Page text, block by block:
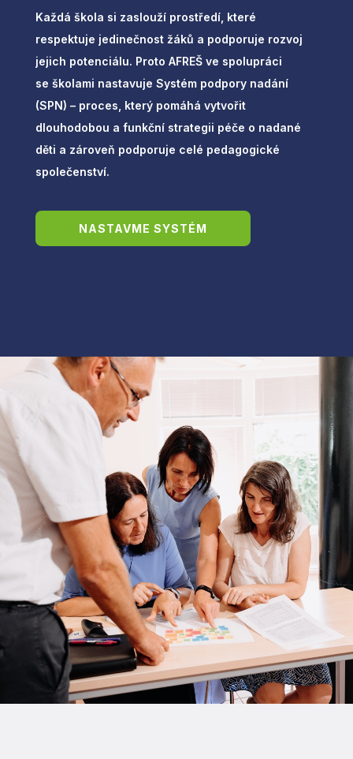
Každá škola si zaslouží prostředí, které
respektuje jedinečnost žáků a podporuje rozvoj
jejich potenciálu. Proto AFREŠ ve spolupráci
se školami nastavuje Systém podpory nadání
(SPN) – proces, který pomáhá vytvořit
dlouhodobou a funkční strategii péče o nadané
děti a zároveň podporuje celé pedagogické
společenství.
NASTAVME SYSTÉM